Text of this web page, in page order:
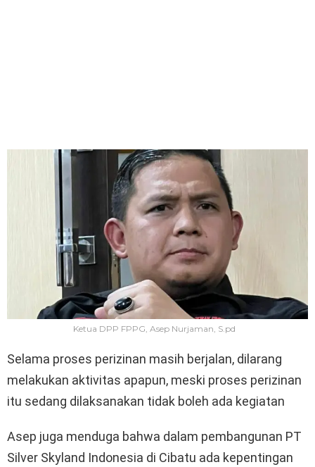
Ketua DPP FPPG, Asep Nurjaman, S.pd
Selama proses perizinan masih berjalan, dilarang
melakukan aktivitas apapun, meski proses perizinan
itu sedang dilaksanakan tidak boleh ada kegiatan
Asep juga menduga bahwa dalam pembangunan PT
Silver Skyland Indonesia di Cibatu ada kepentingan